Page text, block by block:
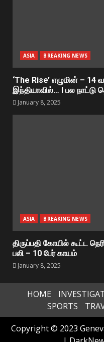
ASIA BREAKING NEWS
‘The Rise’ எழுமின் –
இந்தியாவில்… I பல
January 8, 2025
ASIA BREAKING NEWS
திருப்பதி கோயில் கூட்ட
பலி – 10 பேர் காயம்
January 8, 2025
HOME
SPORTS
Copyright © 2023